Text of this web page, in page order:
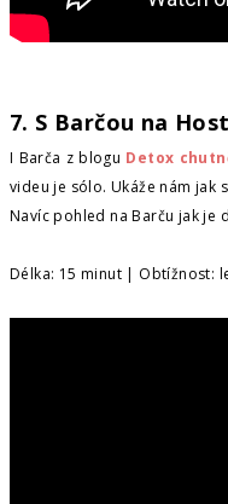
7. S Barčou na
I Barča z blogu Detox
videu je sólo. Ukáže nám jak
Navíc pohled na Barču jak je
Délka: 15 minut | Obtížnost: